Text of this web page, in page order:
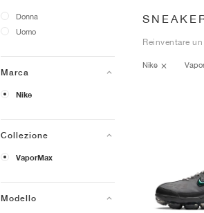
Donna
Uomo
Marca
Nike
Collezione
VaporMax
Modello
Reinventare
Nike